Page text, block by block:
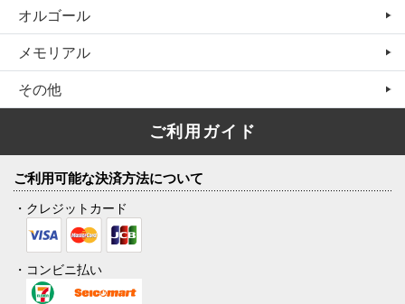
オルゴール
メモリアル
その他
ご利用ガイド
ご利用可能な決済方法について
・クレジットカード
・コンビニ払い